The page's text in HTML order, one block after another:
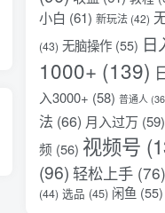
某公众号付费文章：30天足以让你在任何一个领域实现突破
小白 (61) 新玩法 (42)
(43) 无脑操作 (55) 日
1000+ (139)
入3000+ (58) 普通人
法 (66) 月入过万 (59)
频 (56) 视频号
(96) 轻松上手 (76)
(44) 选品 (45) 闲鱼 (55)